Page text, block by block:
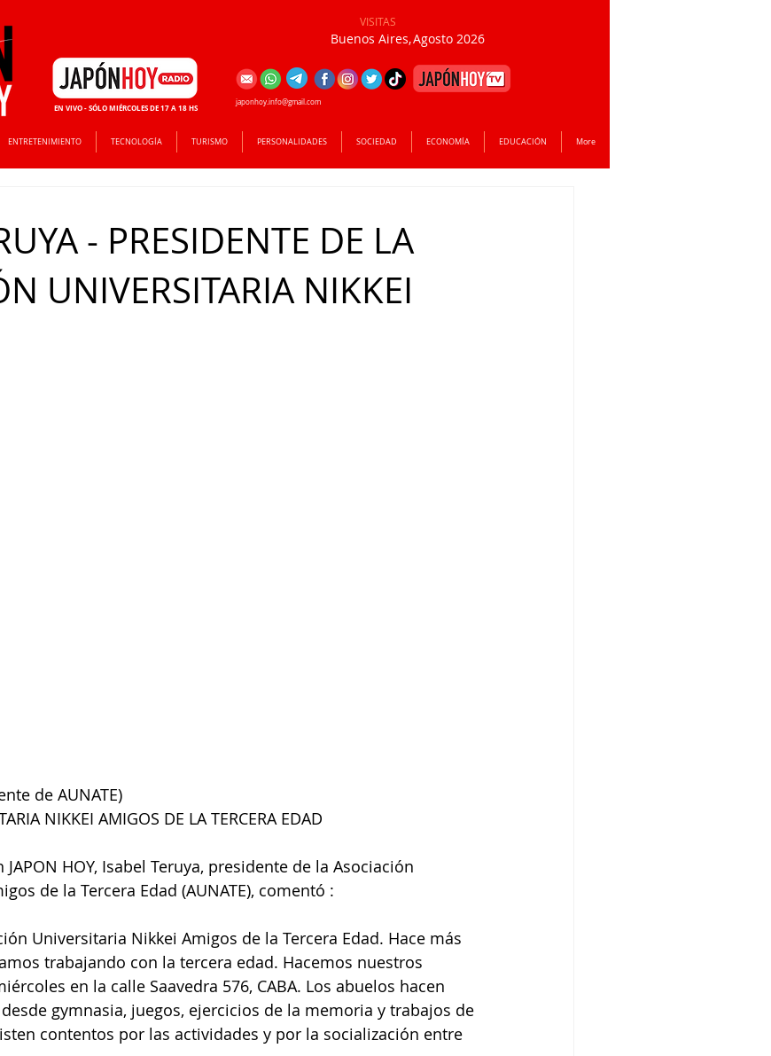
VISITAS
Buenos Aires,Agosto 2026
ENTRETENIMIENTO TECNOLOGÍA TURISMO PERSONALIDADES SOCIEDAD ECONOMÍA EDUCACIÓN More
EN VIVO - SÓLO MIÉRCOLES DE 17 A 18 HS
japonhoy.info@gmail.com
- PRESIDENTE DE LA
UNIVERSITARIA NIKKEI
de AUNATE)
NIKKEI AMIGOS DE LA TERCERA EDAD
de la Tercera Edad (AUNATE), comentó :
trabajando con la tercera edad. Hacemos nuestros
en la calle Saavedra 576, CABA. Los abuelos hacen
gymnasia, juegos, ejercicios de la memoria y trabajos de
contentos por las actividades y por la socialización entre